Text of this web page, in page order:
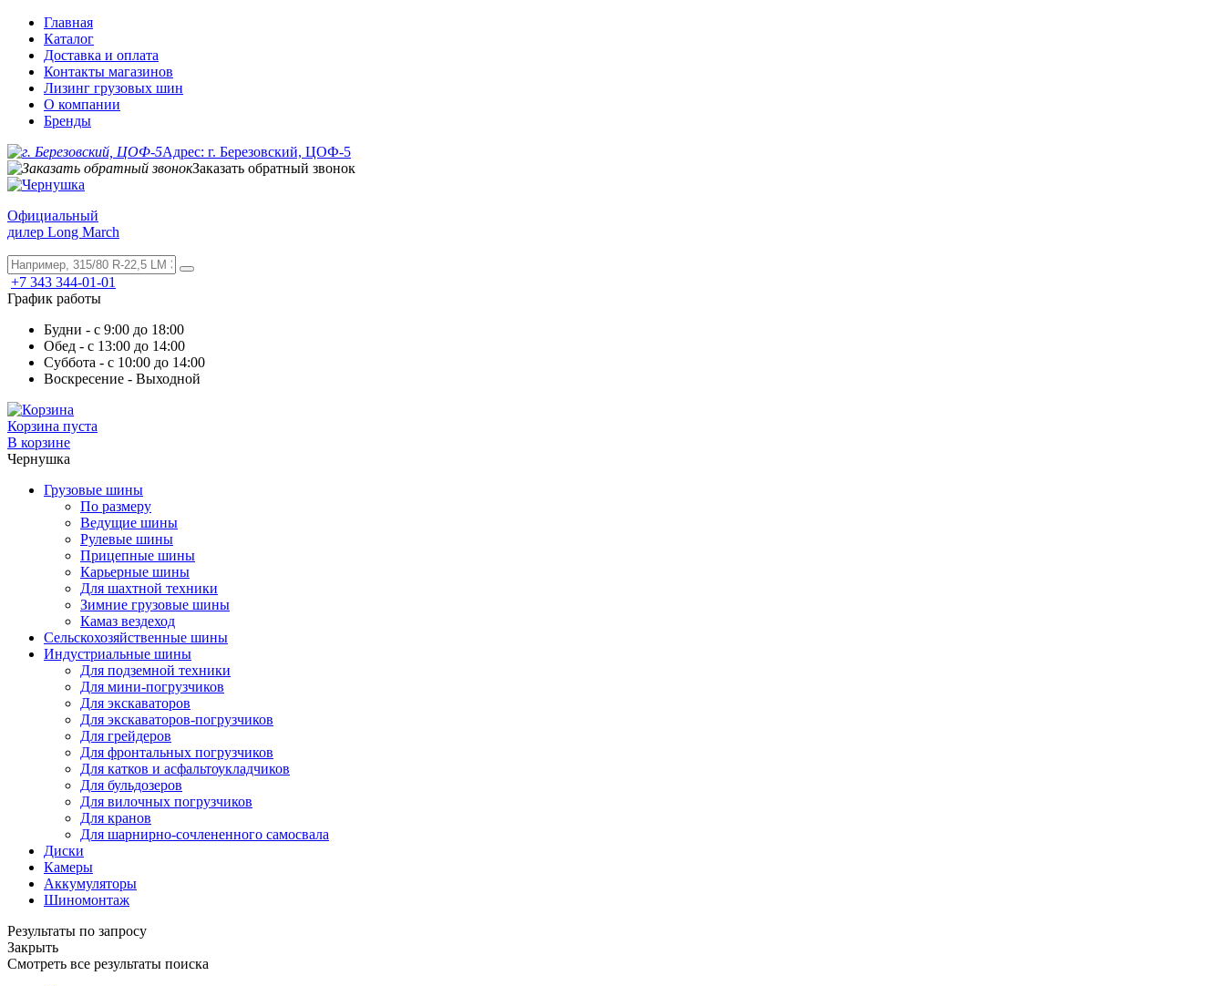
Главная
Каталог
Доставка и оплата
Контакты магазинов
Лизинг грузовых шин
О компании
Бренды
Адрес: г. Березовский, ЦОФ-5
Заказать обратный звонок
Официальный
дилер Long March
+7 343 344-01-01
График работы
Будни - с 9:00 до 18:00
Обед - с 13:00 до 14:00
Суббота - с 10:00 до 14:00
Воскресение - Выходной
Корзина пуста
В корзине
Чернушка
Грузовые шины
По размеру
Ведущие шины
Рулевые шины
Прицепные шины
Карьерные шины
Для шахтной техники
Зимние грузовые шины
Камаз вездеход
Сельскохозяйственные шины
Индустриальные шины
Для подземной техники
Для мини-погрузчиков
Для экскаваторов
Для экскаваторов-погрузчиков
Для грейдеров
Для фронтальных погрузчиков
Для катков и асфальтоукладчиков
Для бульдозеров
Для вилочных погрузчиков
Для кранов
Для шарнирно-сочлененного самосвала
Диски
Камеры
Аккумуляторы
Шиномонтаж
Результаты по запросу
Закрыть
Смотреть все результаты поиска